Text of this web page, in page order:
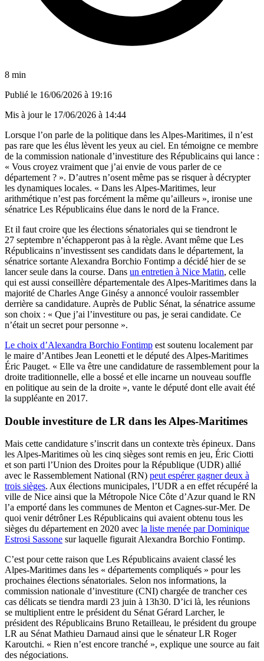
8 min
Publié le 16/06/2026 à 19:16
Mis à jour le 17/06/2026 à 14:44
Lorsque l’on parle de la politique dans les Alpes-Maritimes, il n’est
pas rare que les élus lèvent les yeux au ciel. En témoigne ce membre
de la commission nationale d’investiture des Républicains qui lance :
« Vous croyez vraiment que j’ai envie de vous parler de ce
département ? ». D’autres n’osent même pas se risquer à décrypter
les dynamiques locales. « Dans les Alpes-Maritimes, leur
arithmétique n’est pas forcément la même qu’ailleurs », ironise une
sénatrice Les Républicains élue dans le nord de la France.
Et il faut croire que les élections sénatoriales qui se tiendront le
27 septembre n’échapperont pas à la règle. Avant même que Les
Républicains n’investissent ses candidats dans le département, la
sénatrice sortante Alexandra Borchio Fontimp a décidé hier de se
lancer seule dans la course. Dans un entretien à Nice Matin, celle
qui est aussi conseillère départementale des Alpes-Maritimes dans la
majorité de Charles Ange Ginésy a annoncé vouloir rassembler
derrière sa candidature. Auprès de Public Sénat, la sénatrice assume
son choix : « Que j’ai l’investiture ou pas, je serai candidate. Ce
n’était un secret pour personne ».
Le choix d’Alexandra Borchio Fontimp est soutenu localement par
le maire d’Antibes Jean Leonetti et le député des Alpes-Maritimes
Éric Pauget. « Elle va être une candidature de rassemblement pour la
droite traditionnelle, elle a bossé et elle incarne un nouveau souffle
en politique au sein de la droite », vante le député dont elle avait été
la suppléante en 2017.
Double investiture de LR dans les Alpes-Maritimes
Mais cette candidature s’inscrit dans un contexte très épineux. Dans
les Alpes-Maritimes où les cinq sièges sont remis en jeu, Éric Ciotti
et son parti l’Union des Droites pour la République (UDR) allié
avec le Rassemblement National (RN) peut espérer gagner deux à
trois sièges. Aux élections municipales, l’UDR a en effet récupéré la
ville de Nice ainsi que la Métropole Nice Côte d’Azur quand le RN
l’a emporté dans les communes de Menton et Cagnes-sur-Mer. De
quoi venir détrôner Les Républicains qui avaient obtenu tous les
sièges du département en 2020 avec la liste menée par Dominique
Estrosi Sassone sur laquelle figurait Alexandra Borchio Fontimp.
C’est pour cette raison que Les Républicains avaient classé les
Alpes-Maritimes dans les « départements compliqués » pour les
prochaines élections sénatoriales. Selon nos informations, la
commission nationale d’investiture (CNI) chargée de trancher ces
cas délicats se tiendra mardi 23 juin à 13h30. D’ici là, les réunions
se multiplient entre le président du Sénat Gérard Larcher, le
président des Républicains Bruno Retailleau, le président du groupe
LR au Sénat Mathieu Darnaud ainsi que le sénateur LR Roger
Karoutchi. « Rien n’est encore tranché », explique une source au fait
des négociations.